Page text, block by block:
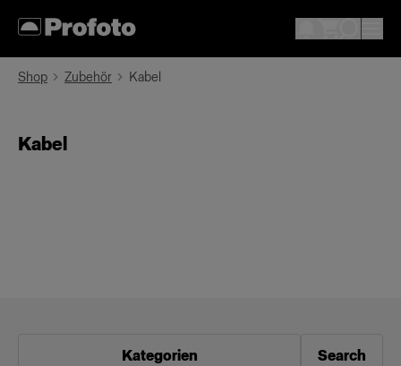
Shop Zubehör Kabel
Kabel
Kategorien Search